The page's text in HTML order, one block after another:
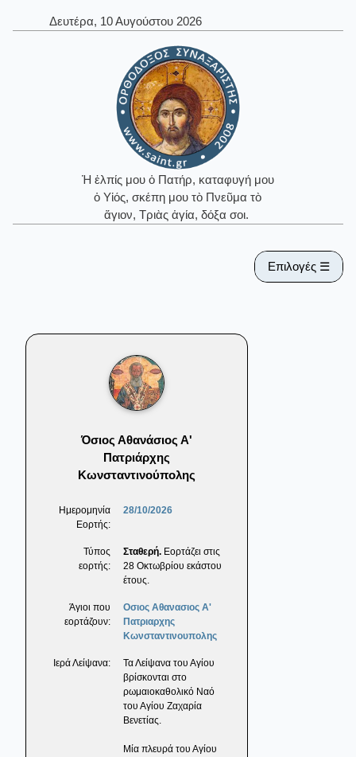
Δευτέρα, 10 Αυγούστου 2026
Ἡ ἐλπίς μου ὁ Πατήρ, καταφυγή μου
ὁ Υἱός, σκέπη μου τὸ Πνεῦμα τὸ
ἅγιον, Τριὰς ἁγία, δόξα σοι.
Επιλογές ☰
Όσιος Αθανάσιος Α'
Πατριάρχης
Κωνσταντινούπολης
Ημερομηνία
Εορτής:
28/10/2026
Τύπος
εορτής:
Σταθερή. Εορτάζει στις
28 Οκτωβρίου εκάστου
έτους.
Άγιοι που
εορτάζουν:
Οσιος Αθανασιος Α'
Πατριαρχης
Κωνσταντινουπολης
Ιερά Λείψανα:
Τα Λείψανα του Αγίου
βρίσκονται στο
ρωμαιοκαθολικό Ναό
του Αγίου Ζαχαρία
Βενετίας.
Μία πλευρά του Αγίου